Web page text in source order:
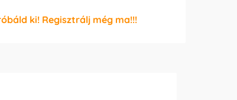
ki! Regisztrálj még ma!!!